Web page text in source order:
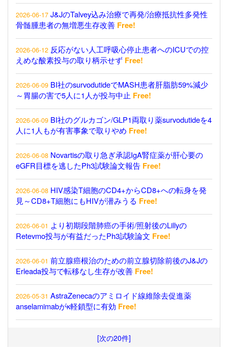
2026-06-17 J&JのTalvey込み治療で再発/治療抵抗性多発性
骨髄腫患者の無増悪生存改善 Free!
2026-06-12 反応がない人工呼吸心停止患者へのICUでの控
えめな酸素投与の取り柄示せず Free!
2026-06-09 BI社のsurvodutideでMASH患者肝脂肪59%減少
～胃腸の害で5人に1人が投与中止 Free!
2026-06-09 BI社のグルカゴン/GLP1両取り薬survodutideを4
人に1人もが有害事象で取りやめ Free!
2026-06-08 Novartisの取り急ぎ承認IgA腎症薬が肝心要の
eGFR目標を逃したPh3試験論文報告 Free!
2026-06-08 HIV感染T細胞のCD4+からCD8+への転身を発
見～CD8+T細胞にもHIVが潜みうる Free!
2026-06-01 より初期段階肺癌の手術/照射後のLillyの
Retevmo投与が有益だったPh3試験論文 Free!
2026-06-01 前立腺癌根治のための前立腺切除前後のJ&Jの
Erleada投与で転移なし生存が改善 Free!
2026-05-31 AstraZenecaのアミロイド線維除去促進薬
anselamimabがκ軽鎖型に有効 Free!
[次の20件]